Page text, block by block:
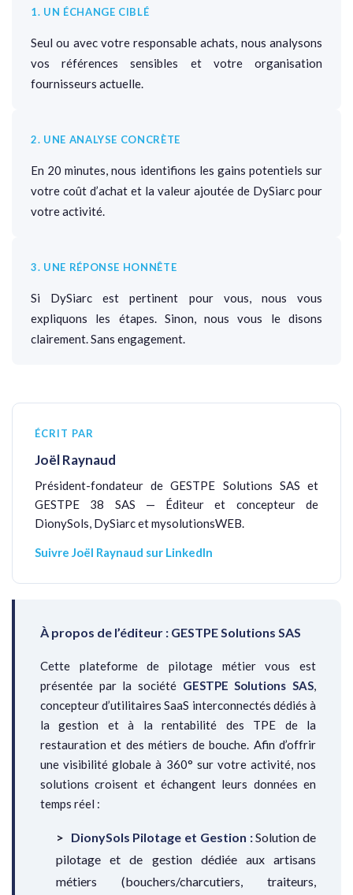
1. UN ÉCHANGE CIBLÉ
Seul ou avec votre responsable achats, nous analysons
vos références sensibles et votre organisation
fournisseurs actuelle.
2. UNE ANALYSE CONCRÈTE
En 20 minutes, nous identifions les gains potentiels sur
votre coût d’achat et la valeur ajoutée de DySiarc pour
votre activité.
3. UNE RÉPONSE HONNÊTE
Si DySiarc est pertinent pour vous, nous vous
expliquons les étapes. Sinon, nous vous le disons
clairement. Sans engagement.
ÉCRIT PAR
Joël Raynaud
Président-fondateur de GESTPE Solutions SAS et
GESTPE 38 SAS — Éditeur et concepteur de
DionySols, DySiarc et mysolutionsWEB.
Suivre Joël Raynaud sur LinkedIn
À propos de l’éditeur : GESTPE Solutions SAS
Cette plateforme de pilotage métier vous est
présentée par la société GESTPE Solutions SAS,
concepteur d’utilitaires SaaS interconnectés dédiés à
la gestion et à la rentabilité des TPE de la
restauration et des métiers de bouche. Afin d’offrir
une visibilité globale à 360° sur votre activité, nos
solutions croisent et échangent leurs données en
temps réel :
DionySols Pilotage et Gestion :Solution de
pilotage et de gestion dédiée aux artisans
métiers (bouchers/charcutiers, traiteurs,